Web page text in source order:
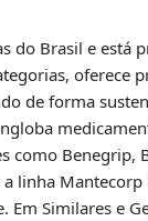
do Brasil e está
oferece
de forma
Benegrip,
linha
Similares e